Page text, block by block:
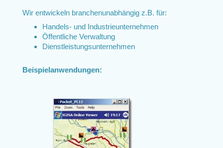
Wir entwickeln branchenunabhängig z.B. für:
Handels- und Industrieunternehmen
Öffentliche Verwaltung
Dienstleistungsunternehmen
Beispielanwendungen: